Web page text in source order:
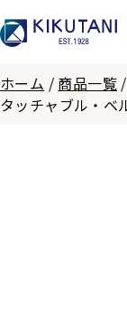
ホーム / 商品一覧 /
タッチャブル・ベ